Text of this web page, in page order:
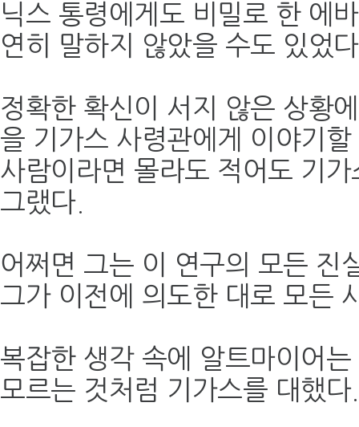
닉스 통령에게도 비밀로 한 에
연히 말하지 않았을 수도 있었
정확한 확신이 서지 않은 상황
을 기가스 사령관에게 이야기
사람이라면 몰라도 적어도 기
그랬다.
어쩌면 그는 이 연구의 모든 진
그가 이전에 의도한 대로 모든
복잡한 생각 속에 알트마이어
모르는 것처럼 기가스를 대했다.